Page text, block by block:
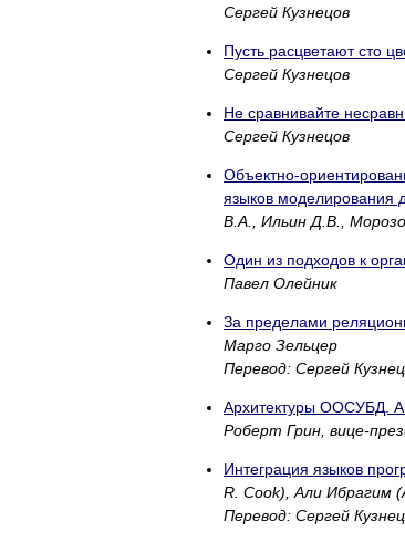
Сергей Кузнецов
Пусть расцветают сто
Сергей Кузнецов
Не сравнивайте
Сергей Кузнецов
Объектно-
языков моделирования
В.А., Ильин Д.В.,
Один из подходов к
Павел Олейник
За пределами
Марго Зельцер
Перевод: Сергей
Архитектуры ООСУБД.
Роберт Грин, вице-
Интеграция языков
R. Cook), Али Ибрагим
Перевод: Сергей